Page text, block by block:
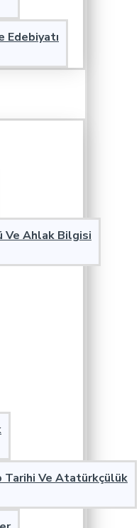
Edebiyatı
Ve Ahlak Bilgisi
Tarihi Ve Atatürkçülük